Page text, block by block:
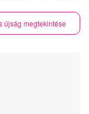
újság megtekintése